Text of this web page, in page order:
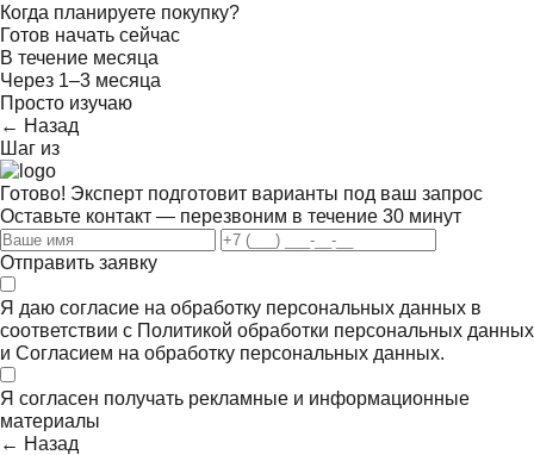
Когда планируете покупку?
Готов начать сейчас
В течение месяца
Через 1–3 месяца
Просто изучаю
← Назад
Шаг из
Готово! Эксперт подготовит варианты под ваш запрос
Оставьте контакт — перезвоним в течение 30 минут
Отправить заявку
Я даю согласие на обработку персональных данных в
соответствии с Политикой обработки персональных данных
и Согласием на обработку персональных данных.
Я согласен получать рекламные и информационные
материалы
← Назад